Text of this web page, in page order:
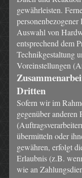
gewährleisten.
Auswahl von
entsprechend dem
Technikgestaltung
Voreinstellungen
Dritten
Sofern wir im
gegenüber anderen
übermitteln oder
gewähren, erfolgt
Erlaubnis (z.B.
wie an